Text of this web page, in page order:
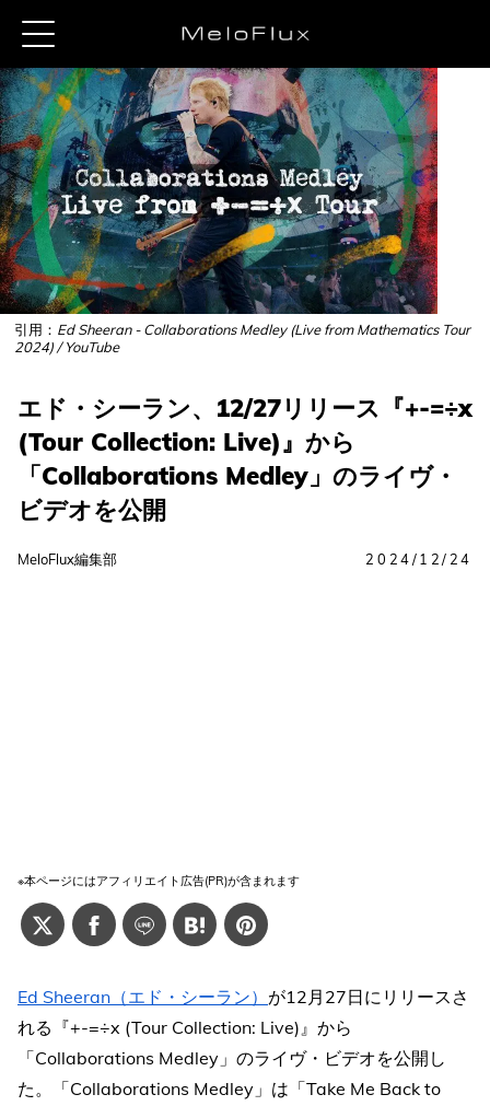
引用： Ed Sheeran - Collaborations Medley (Live from Mathematics Tour
2024) / YouTube
エド・シーラン、12/27リリース『+-=÷x
(Tour Collection: Live)』から
「Collaborations Medley」のライヴ・
ビデオを公開
MeloFlux編集部 2024/12/24
※本ページにはアフィリエイト広告(PR)が含まれます
Ed Sheeran（エド・シーラン） が12月27日にリリースさ
れる『+-=÷x (Tour Collection: Live)』から
「Collaborations Medley」のライヴ・ビデオを公開し
た。「Collaborations Medley」は「Take Me Back to